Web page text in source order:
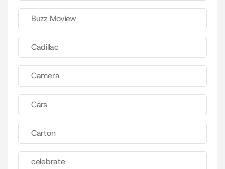
Buzz Moview
Cadillac
Camera
Cars
Carton
celebrate